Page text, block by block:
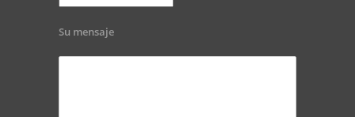
Su mensaje